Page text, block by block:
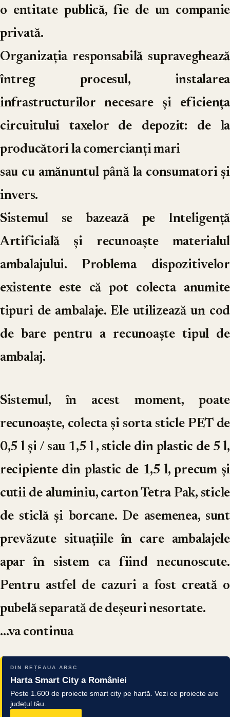
o entitate publică, fie de un companie
privată.
Organizația responsabilă supraveghează
întreg procesul, instalarea
infrastructurilor necesare și eficiența
circuitului taxelor de depozit: de la
producători la comercianți mari
sau cu amănuntul până la consumatori și
invers.
Sistemul se bazează pe Inteligență
Artificială și recunoaște materialul
ambalajului. Problema dispozitivelor
existente este că pot colecta anumite
tipuri de ambalaje. Ele utilizează un cod
de bare pentru a recunoaște tipul de
ambalaj.
Sistemul, în acest moment, poate
recunoaște, colecta și sorta sticle PET de
0,5 l și / sau 1,5 l , sticle din plastic de 5 l,
recipiente din plastic de 1,5 l, precum și
cutii de aluminiu, carton Tetra Pak, sticle
de sticlă și borcane. De asemenea, sunt
prevăzute situațiile în care ambalajele
apar în sistem ca fiind necunoscute.
Pentru astfel de cazuri a fost creată o
pubelă separată de deșeuri nesortate.
…va continua
DIN REȚEAUA ARSC
Harta Smart City a României
Peste 1.600 de proiecte smart city pe hartă. Vezi ce proiecte are
județul tău.